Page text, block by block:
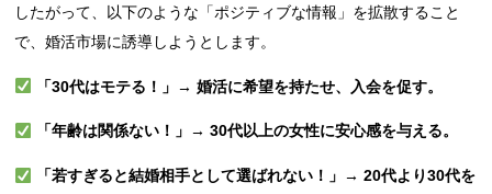
したがって、以下のような「ポジティブな情報」を拡散すること
で、婚活市場に誘導しようとします。
「30代はモテる！」→ 婚活に希望を持たせ、入会を促す。
「年齢は関係ない！」→ 30代以上の女性に安心感を与える。
「若すぎると結婚相手として選ばれない！」→ 20代より30代を